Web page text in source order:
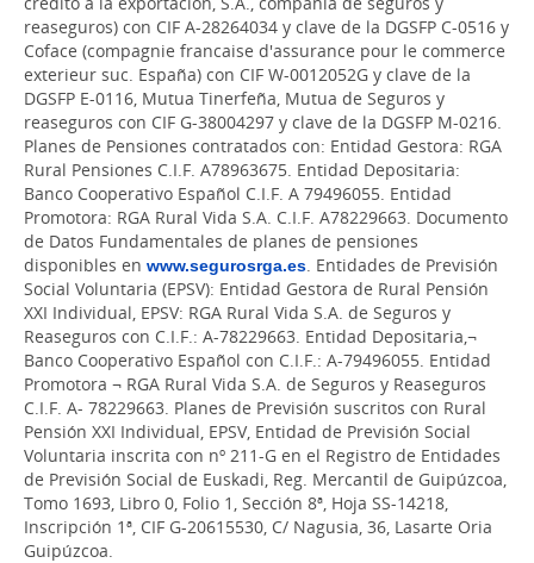
reaseguros) con CIF A-28264034 y clave de la DGSFP C-0516 y
Coface (compagnie francaise d'assurance pour le commerce
exterieur suc. España) con CIF W-0012052G y clave de la
DGSFP E-0116, Mutua Tinerfeña, Mutua de Seguros y
reaseguros con CIF G-38004297 y clave de la DGSFP M-0216.
Planes de Pensiones contratados con: Entidad Gestora: RGA
Rural Pensiones C.I.F. A78963675. Entidad Depositaria:
Banco Cooperativo Español C.I.F. A 79496055. Entidad
Promotora: RGA Rural Vida S.A. C.I.F. A78229663. Documento
de Datos Fundamentales de planes de pensiones
disponibles en www.segurosrga.es. Entidades de Previsión
Social Voluntaria (EPSV): Entidad Gestora de Rural Pensión
XXI Individual, EPSV: RGA Rural Vida S.A. de Seguros y
Reaseguros con C.I.F.: A-78229663. Entidad Depositaria,¬
Banco Cooperativo Español con C.I.F.: A-79496055. Entidad
Promotora ¬ RGA Rural Vida S.A. de Seguros y Reaseguros
C.I.F. A- 78229663. Planes de Previsión suscritos con Rural
Pensión XXI Individual, EPSV, Entidad de Previsión Social
Voluntaria inscrita con nº 211-G en el Registro de Entidades
de Previsión Social de Euskadi, Reg. Mercantil de Guipúzcoa,
Tomo 1693, Libro 0, Folio 1, Sección 8ª, Hoja SS-14218,
Inscripción 1ª, CIF G-20615530, C/ Nagusia, 36, Lasarte Oria
Guipúzcoa.